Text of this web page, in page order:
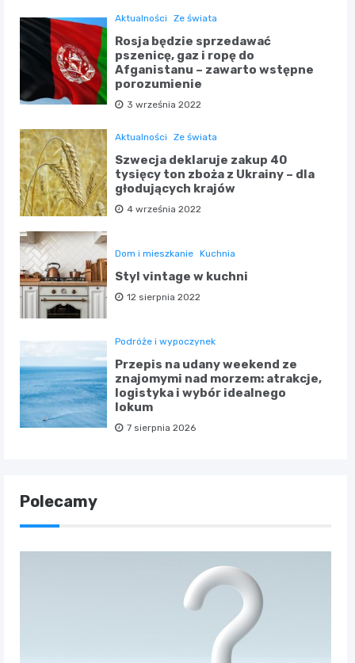
Aktualności Ze świata
Rosja będzie sprzedawać
pszenicę, gaz i ropę do
Afganistanu – zawarto wstępne
porozumienie
3 września 2022
Aktualności Ze świata
Szwecja deklaruje zakup 40
tysięcy ton zboża z Ukrainy – dla
głodujących krajów
4 września 2022
Dom i mieszkanie Kuchnia
Styl vintage w kuchni
12 sierpnia 2022
Podróże i wypoczynek
Przepis na udany weekend ze
znajomymi nad morzem: atrakcje,
logistyka i wybór idealnego
lokum
7 sierpnia 2026
Polecamy